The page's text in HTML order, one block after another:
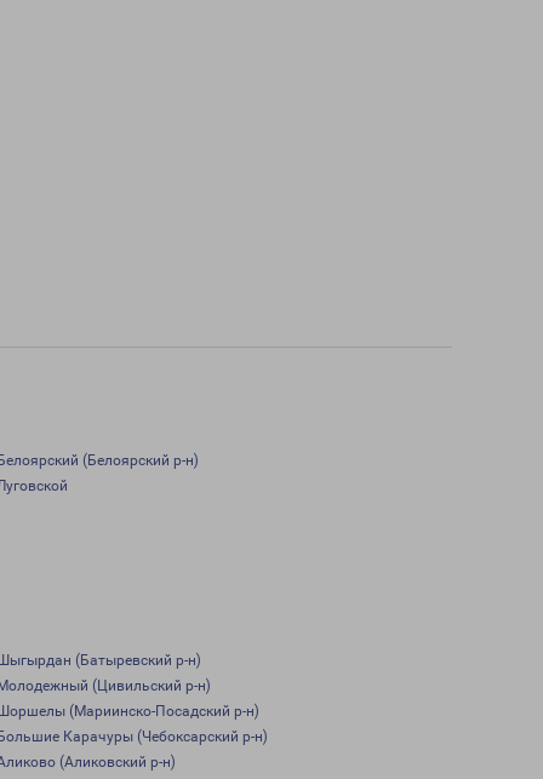
(Белоярский р-н)
(Батыревский р-н)
(Цивильский р-н)
(Мариинско-Посадский р-н)
Карачуры (Чебоксарский р-н)
(Аликовский р-н)